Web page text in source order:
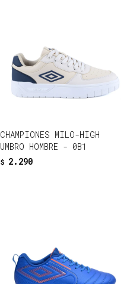
CHAMPIONES MILO-HIGH
UMBRO HOMBRE - 0B1
$ 2.290